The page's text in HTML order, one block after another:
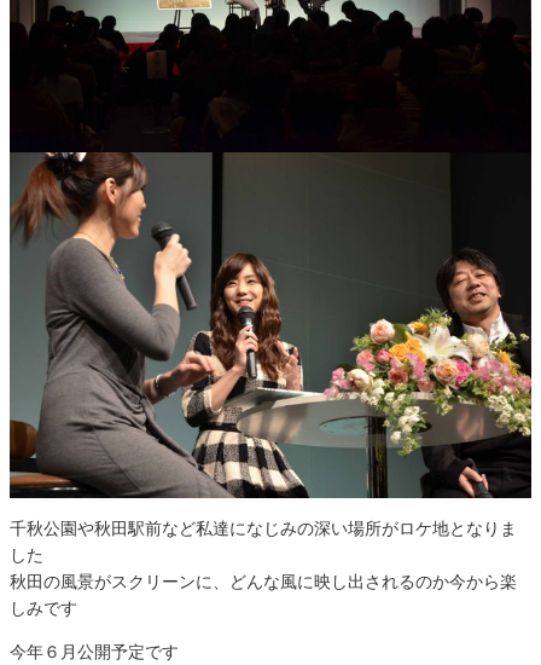
千秋公園や秋田駅前など私達になじみの深い場所がロケ地となりま
した
秋田の風景がスクリーンに、どんな風に映し出されるのか今から楽
しみです
今年６月公開予定です